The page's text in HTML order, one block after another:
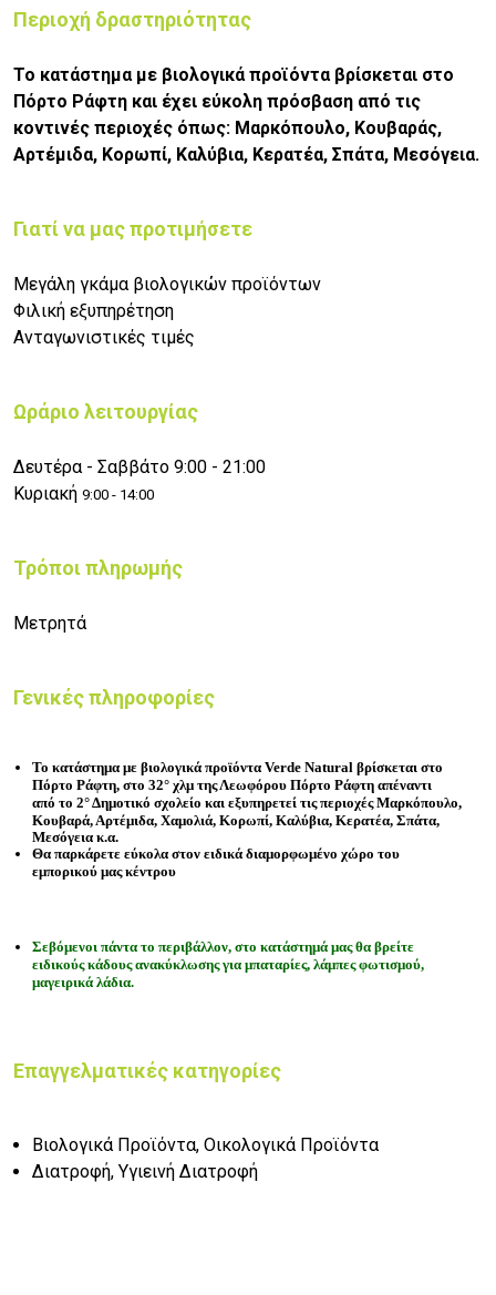
Περιοχή δραστηριότητας
Το κατάστημα με βιολογικά προϊόντα βρίσκεται στο
Πόρτο Ράφτη και έχει εύκολη πρόσβαση από τις
κοντινές περιοχές όπως: Μαρκόπουλο, Κουβαράς,
Αρτέμιδα, Κορωπί, Καλύβια, Κερατέα, Σπάτα, Μεσόγεια.
Γιατί να μας προτιμήσετε
Μεγάλη γκάμα βιολογικών προϊόντων
Φιλική εξυπηρέτηση
Ανταγωνιστικές τιμές
Ωράριο λειτουργίας
Δευτέρα - Σαββάτο 9:00 - 21:00
Κυριακή 9:00 - 14:00
Τρόποι πληρωμής
Μετρητά
Γενικές πληροφορίες
Το κατάστημα με βιολογικά προϊόντα Verde Natural βρίσκεται στο
Πόρτο Ράφτη, στο 32° χλμ της Λεωφόρου Πόρτο Ράφτη απέναντι
από το 2° Δημοτικό σχολείο και εξυπηρετεί τις περιοχέςΜαρκόπουλο,
Κουβαρά, Αρτέμιδα, Χαμολιά, Κορωπί, Καλύβια, Κερατέα, Σπάτα,
Μεσόγεια κ.α.
Θα παρκάρετε εύκολα στον ειδικά διαμορφωμένο χώρο του
εμπορικού μας κέντρου
Σεβόμενοι πάντα το περιβάλλον, στο κατάστημά μας θα βρείτε
ειδικούς κάδους ανακύκλωσης για μπαταρίες, λάμπες φωτισμού,
μαγειρικά λάδια.
Επαγγελματικές κατηγορίες
Βιολογικά Προϊόντα, Οικολογικά Προϊόντα
Διατροφή, Υγιεινή Διατροφή